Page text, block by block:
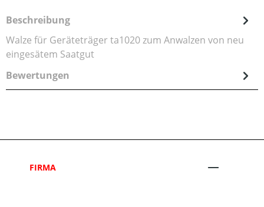
Beschreibung
Walze für Geräteträger ta1020 zum Anwalzen von neu
eingesätem Saatgut
Bewertungen
FIRMA